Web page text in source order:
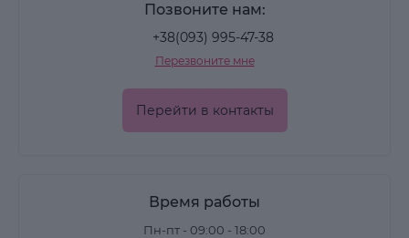
Позвоните нам:
+38(093) 995-47-38
Перезвоните мне
Перейти в контакты
Время работы
Пн-пт - 09:00 - 18:00